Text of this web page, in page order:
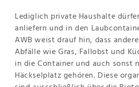
Lediglich private Haushalte
anliefern und in den
AWB weist drauf hin, dass
Abfälle wie Gras, Fallobst und
in die Container und auch sonst
Häckselplatz gehören. Diese